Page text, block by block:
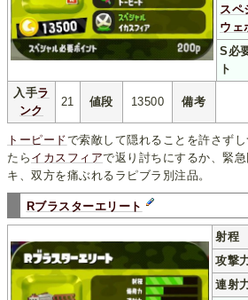
スペ
ウェ
S必
ト
入手ラ
ンク
21 値段 13500 備考
トーピードで索敵して隠れることを許さず
たら イカスフィアで返り討ちにするか、緊
キ、双方を痛ぶれるラピブラ別注品。
Rブラスターエリート
射程
攻撃
連射